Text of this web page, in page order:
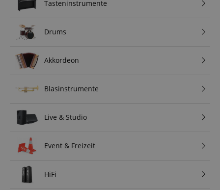
Tasteninstrumente
Drums
Akkordeon
Blasinstrumente
Live & Studio
Event & Freizeit
HiFi